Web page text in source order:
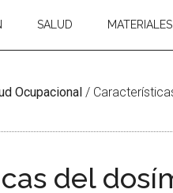
SALUD
Ocupacional /
del